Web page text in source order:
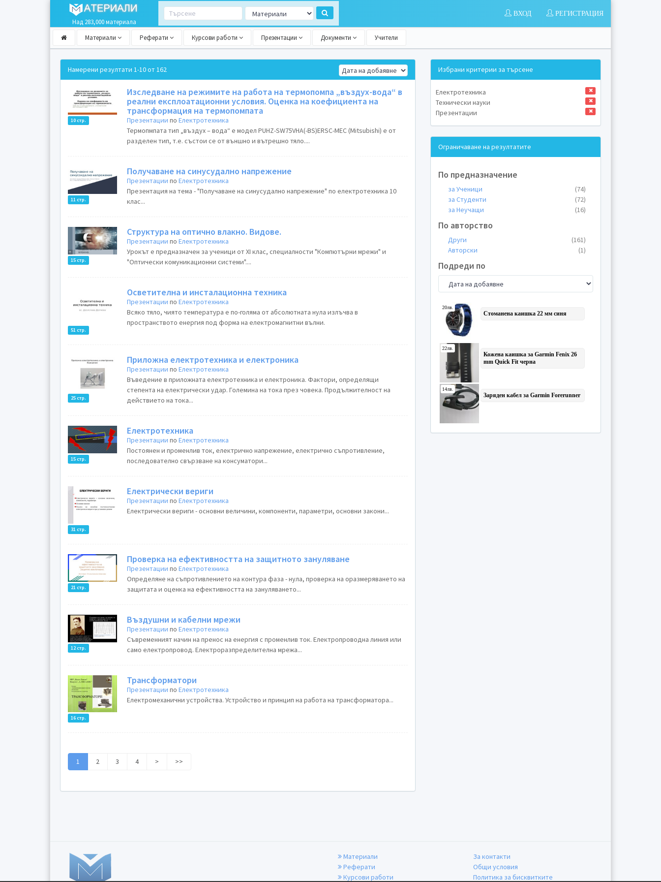
Над 283,000 материала
РЕГИСТРАЦИЯ
ВХОД
Материали Реферати Курсови работи Презентации Документи Учители
Намерени резултати 1-10 от 162
10 стр.
Изследване на режимите на работа на термопомпа „въздух-вода“ в
реални експлоатационни условия. Оценка на коефициента на
трансформация на термопомпата
Презентации поЕлектротехника
Термопмпата тип „въздух – вода“ е модел PUHZ-SW75VHA(-BS)ERSC-MEC (Mitsubishi) е от
разделен тип, т.е. състои се от външно и вътрешно тяло....
11 стр.
Получаване на синусудално напрежение
Презентации поЕлектротехника
Презентация на тема - "Получаване на синусудално напрежение" по електротехника 10
клас...
15 стр.
Структура на оптично влакно. Видове.
Презентации поЕлектротехника
Урокът е предназначен за ученици от XI клас, специалности "Компютърни мрежи" и
"Оптически комуникационни системи"....
51 стр.
Осветителна и инсталационна техника
Презентации поЕлектротехника
Всяко тяло, чиято температура е по-голяма от абсолютната нула излъчва в
пространството енергия под форма на електромагнитни вълни.
25 стр.
Приложна електротехника и електроника
Презентации поЕлектротехника
Въведение в приложната електротехника и електроника. Фактори, определящи
степента на електрически удар. Големина на тока през човека. Продължителност на
действието на тока...
15 стр.
Електротехника
Презентации поЕлектротехника
Постоянен и променлив ток, електрично напрежение, електрично съпротивление,
последователно свързване на консуматори...
31 стр.
Електрически вериги
Презентации поЕлектротехника
Електрически вериги - основни величини, компоненти, параметри, основни закони...
21 стр.
Проверка на ефективността на защитното зануляване
Презентации поЕлектротехника
Определяне на съпротивлението на контура фаза - нула, проверка на оразмеряването на
защитата и оценка на ефективността на зануляването...
12 стр.
Въздушни и кабелни мрежи
Презентации поЕлектротехника
Съвременният начин на пренос на енергия с променлив ток. Електропроводна линия или
само електропровод. Електроразпределителна мрежа...
16 стр.
Трансформатори
Презентации поЕлектротехника
Електромеханични устройства. Устройство и принцип на работа на трансформатора...
1 2 3 4 > >>
Избрани критерии за търсене
Електротехника
Технически науки
Презентации
Ограничаване на резултатите
По предназначение
за Ученици
(74)
за Студенти
(72)
за Неучащи
(16)
По авторство
Други
(161)
Авторски
(1)
Подреди по
Материали
Реферати
Курсови работи
За контакти
Общи условия
Политика за бисквитките